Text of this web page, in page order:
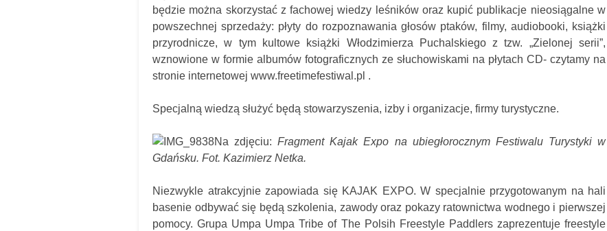
będzie można skorzystać z fachowej wiedzy leśników oraz kupić publikacje nieosiągalne w
powszechnej sprzedaży: płyty do rozpoznawania głosów ptaków, filmy, audiobooki, książki
przyrodnicze, w tym kultowe książki Włodzimierza Puchalskiego z tzw. „Zielonej serii”,
wznowione w formie albumów fotograficznych ze słuchowiskami na płytach CD- czytamy na
stronie internetowej www.freetimefestiwal.pl .
Specjalną wiedzą służyć będą stowarzyszenia, izby i organizacje, firmy turystyczne.
Na zdjęciu: Fragment Kajak Expo na ubiegłorocznym Festiwalu Turystyki w
Gdańsku. Fot. Kazimierz Netka.
Niezwykle atrakcyjnie zapowiada się KAJAK EXPO. W specjalnie przygotowanym na hali
basenie odbywać się będą szkolenia, zawody oraz pokazy ratownictwa wodnego i pierwszej
pomocy. Grupa Umpa Umpa Tribe of The Polsih Freestyle Paddlers zaprezentuje freestyle